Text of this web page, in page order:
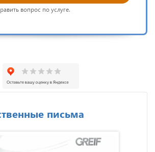
вопрос по услуге.
письма